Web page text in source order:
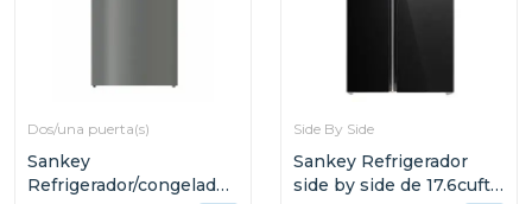
Dos/una puerta(s)
Sankey
Refrigerador/congelador
Side By Side
Sankey Refrigerador
side by side de 17.6cuft